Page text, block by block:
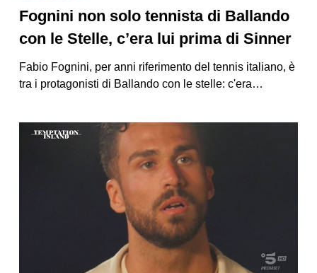
Fognini non solo tennista di Ballando
con le Stelle, c’era lui prima di Sinner
Fabio Fognini, per anni riferimento del tennis italiano, è
tra i protagonisti di Ballando con le stelle: c'era…